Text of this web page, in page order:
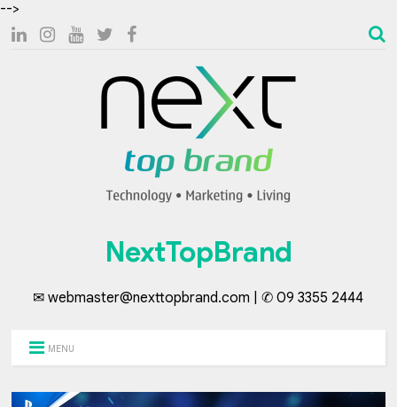
-->
NextTopBrand
✉ webmaster@nexttopbrand.com | ✆ 09 3355 2444
MENU